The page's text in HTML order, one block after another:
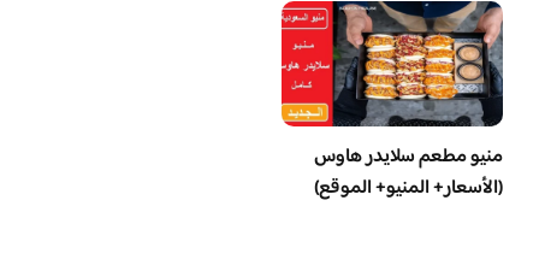
منيو مطعم سلايدر هاوس
(الأسعار+ المنيو+ الموقع)